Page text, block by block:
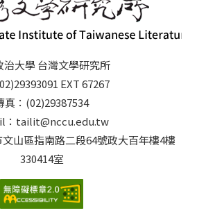
治大學 台灣文學研究所
EXT 67267
真：(02)29387534
：tailit@nccu.edu.tw
山區指南路二段64號政大百年樓4樓
330414室